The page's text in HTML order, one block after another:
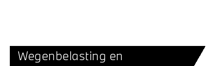
Wegenbelasting en